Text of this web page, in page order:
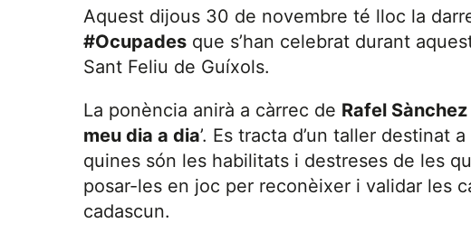
Aquest dijous 30 de novembre té lloc la
#Ocupades que s’han celebrat durant
Sant Feliu de Guíxols.
La ponència anirà a càrrec de Rafel Sànchez
meu dia a dia’. Es tracta d’un taller destinat
quines són les habilitats i destreses de les
posar-les en joc per reconèixer i validar les
cadascun.